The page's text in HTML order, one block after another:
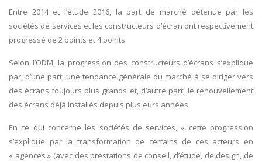
Entre 2014 et l’étude 2016, la part de marché détenue par les
sociétés de services et les constructeurs d’écran ont respectivement
progressé de 2 points et 4 points.
Selon l’ODM, la progression des constructeurs d’écrans s’explique
par, d’une part, une tendance générale du marché à se diriger vers
des écrans toujours plus grands et, d’autre part, le renouvellement
des écrans déjà installés depuis plusieurs années.
En ce qui concerne les sociétés de services, « cette progression
s’explique par la transformation de certains de ces acteurs en
« agences » (avec des prestations de conseil, d’étude, de design, de